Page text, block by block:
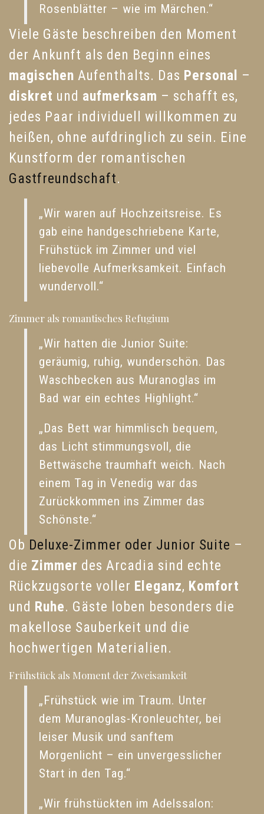
Rosenblätter – wie im Märchen.“
Viele Gäste beschreiben den Moment
der Ankunft als den Beginn eines
magischen Aufenthalts. Das Personal –
diskret und aufmerksam – schafft es,
jedes Paar individuell willkommen zu
heißen, ohne aufdringlich zu sein. Eine
Kunstform der romantischen
Gastfreundschaft.
„Wir waren auf Hochzeitsreise. Es
gab eine handgeschriebene Karte,
Frühstück im Zimmer und viel
liebevolle Aufmerksamkeit. Einfach
wundervoll.“
Zimmer als romantisches Refugium
„Wir hatten die Junior Suite:
geräumig, ruhig, wunderschön. Das
Waschbecken aus Muranoglas im
Bad war ein echtes Highlight.“
„Das Bett war himmlisch bequem,
das Licht stimmungsvoll, die
Bettwäsche traumhaft weich. Nach
einem Tag in Venedig war das
Zurückkommen ins Zimmer das
Schönste.“
Ob Deluxe-Zimmer oder Junior Suite –
die Zimmer des Arcadia sind echte
Rückzugsorte voller Eleganz, Komfort
und Ruhe. Gäste loben besonders die
makellose Sauberkeit und die
hochwertigen Materialien.
Frühstück als Moment der Zweisamkeit
„Frühstück wie im Traum. Unter
dem Muranoglas-Kronleuchter, bei
leiser Musik und sanftem
Morgenlicht – ein unvergesslicher
Start in den Tag.“
„Wir frühstückten im Adelssalon: